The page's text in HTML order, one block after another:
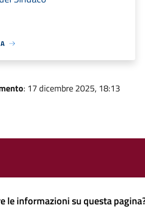
: 17 dicembre 2025, 18:13
le informazioni su questa